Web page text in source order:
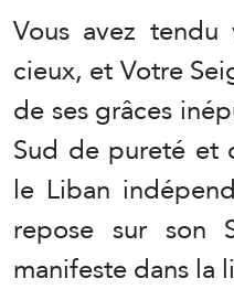
Vous avez
cieux, et Votre
de ses grâces
Sud de pureté et
le Liban
repose sur son
manifeste dans la